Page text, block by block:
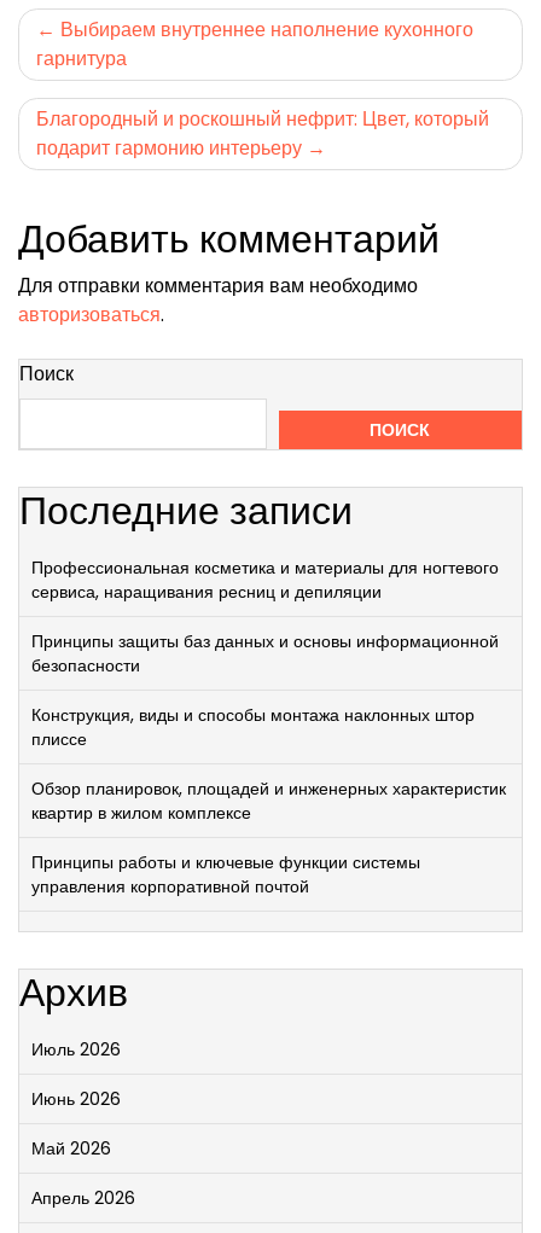
Навигация
по
записям
Выбираем внутреннее наполнение кухонного
гарнитура
Благородный и роскошный нефрит: Цвет, который
подарит гармонию интерьеру
Добавить комментарий
Для отправки комментария вам необходимо
авторизоваться.
Поиск
ПОИСК
Последние записи
Профессиональная косметика и материалы для ногтевого
сервиса, наращивания ресниц и депиляции
Принципы защиты баз данных и основы информационной
безопасности
Конструкция, виды и способы монтажа наклонных штор
плиссе
Обзор планировок, площадей и инженерных характеристик
квартир в жилом комплексе
Принципы работы и ключевые функции системы
управления корпоративной почтой
Архив
Июль 2026
Июнь 2026
Май 2026
Апрель 2026